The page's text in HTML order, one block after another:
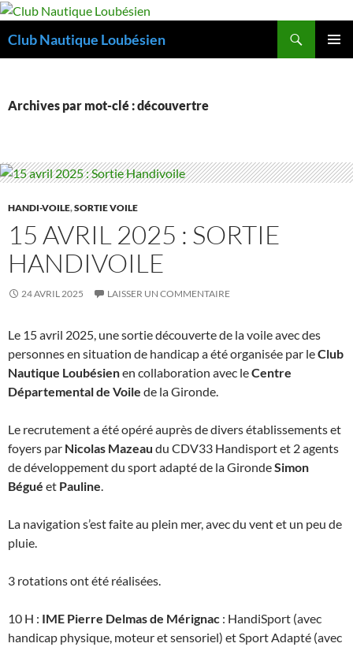
Aller
contenu
Club Nautique Loubésien
Archives par mot-clé : découvertre
HANDI-VOILE,SORTIE VOILE
15 AVRIL 2025 : SORTIE
HANDIVOILE
24 AVRIL 2025 LAISSER UN COMMENTAIRE
Le 15 avril 2025, une sortie découverte de la voile avec des
personnes en situation de handicap a été organisée par leClub
Nautique Loubésienen collaboration avec leCentre
Départemental de Voile de la Gironde.
Le recrutement a été opéré auprès de divers établissements et
foyers par Nicolas Mazeau du CDV33 Handisport et 2 agents
de développement du sport adapté de la GirondeSimon
Bégué et Pauline.
La navigation s’est faite au plein mer, avec du vent et un peu de
pluie.
3 rotations ont été réalisées.
10 H : IME Pierre Delmas de Mérignac : HandiSport (avec
handicap physique, moteur et sensoriel) et Sport Adapté (avec